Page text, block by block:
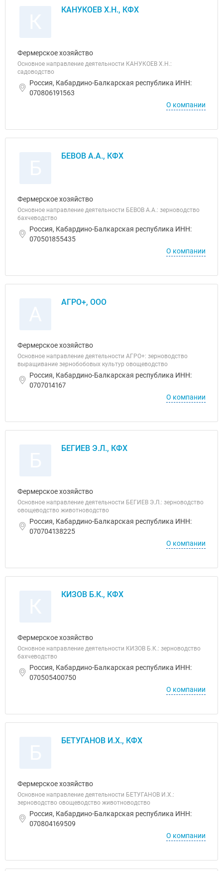
КАНУКОЕВ Х.Н., КФХ
Фермерское хозяйство
Основное направление деятельности КАНУКОЕВ Х.Н.:
садоводство
Россия, Кабардино-Балкарская республика ИНН:
070806191563
О компании
БЕВОВ А.А., КФХ
Фермерское хозяйство
Основное направление деятельности БЕВОВ А.А.: зерноводство
бахчеводство
Россия, Кабардино-Балкарская республика ИНН:
070501855435
О компании
АГРО+, ООО
Фермерское хозяйство
Основное направление деятельности АГРО+: зерноводство
выращивание зернобобовых культур овощеводство
Россия, Кабардино-Балкарская республика ИНН:
0707014167
О компании
БЕГИЕВ Э.Л., КФХ
Фермерское хозяйство
Основное направление деятельности БЕГИЕВ Э.Л.: зерноводство
овощеводство животноводство
Россия, Кабардино-Балкарская республика ИНН:
070704138225
О компании
КИЗОВ Б.К., КФХ
Фермерское хозяйство
Основное направление деятельности КИЗОВ Б.К.: зерноводство
бахчеводство
Россия, Кабардино-Балкарская республика ИНН:
070505400750
О компании
БЕТУГАНОВ И.Х., КФХ
Фермерское хозяйство
Основное направление деятельности БЕТУГАНОВ И.Х.:
зерноводство овощеводство животноводство
Россия, Кабардино-Балкарская республика ИНН:
070804169509
О компании